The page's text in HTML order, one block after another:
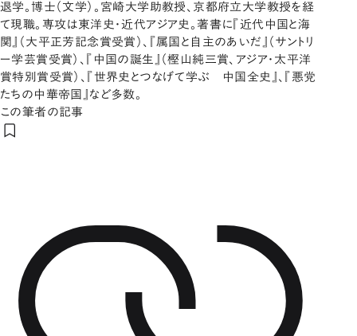
退学。博士（文学）。宮崎大学助教授、京都府立大学教授を経
て現職。専攻は東洋史・近代アジア史。著書に『近代中国と海
関』（大平正芳記念賞受賞）、『属国と自主のあいだ』（サントリ
ー学芸賞受賞）、『中国の誕生』（樫山純三賞、アジア・太平洋
賞特別賞受賞）、『世界史とつなげて学ぶ 中国全史』、『悪党
たちの中華帝国』など多数。
この筆者の記事